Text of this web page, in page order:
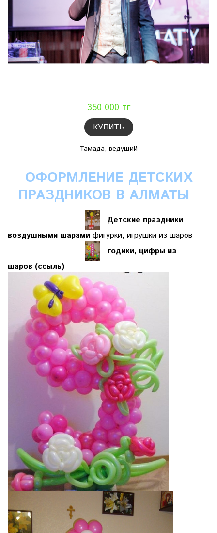
350 000 тг
КУПИТЬ
Тамада, ведущий
ОФОРМЛЕНИЕ ДЕТСКИХ
ПРАЗДНИКОВ В АЛМАТЫ
Детские праздники
воздушными шарами фигурки, игрушки из шаров
годики, цифры из
шаров (ссыль)